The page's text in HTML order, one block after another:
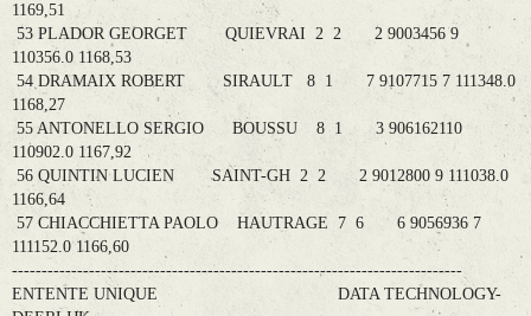
1169,51
53 PLADOR GEORGET QUIEVRAI 2 2 2 9003456 9
110356.0 1168,53
54 DRAMAIX ROBERT SIRAULT 8 1 7 9107715 7 111348.0
1168,27
55 ANTONELLO SERGIO BOUSSU 8 1 3 906162110
110902.0 1167,92
56 QUINTIN LUCIEN SAINT-GH 2 2 2 9012800 9 111038.0
1166,64
57 CHIACCHIETTA PAOLO HAUTRAGE 7 6 6 9056936 7
111152.0 1166,60
----------------------------------------------------------------------------
ENTENTE UNIQUE DATA TECHNOLOGY-